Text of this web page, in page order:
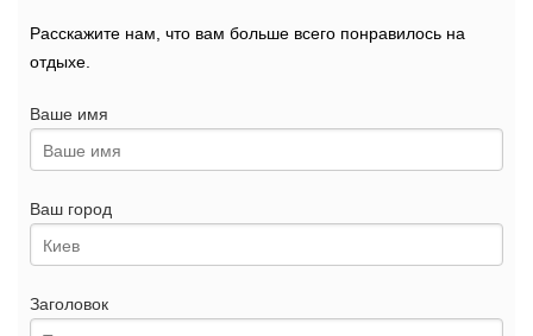
Расскажите нам, что вам больше всего понравилось на
отдыхе.
Ваше имя
Ваш город
Заголовок